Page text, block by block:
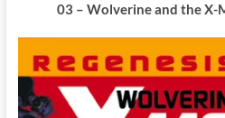
03 – Wolverine and the X-